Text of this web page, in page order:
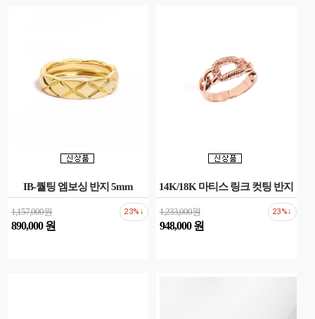
IB-퀄팅 엠보싱 반지 5mm
1,157,000원
890,000 원
23%↓
14K/18K 마티스 링크 컷팅 반지
1,233,000원
948,000 원
23%↓